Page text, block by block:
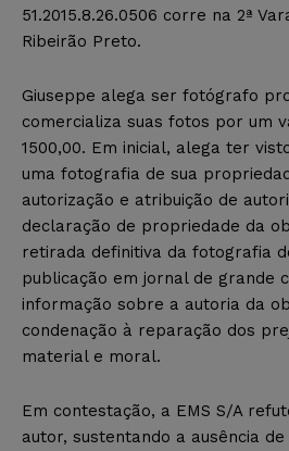
51.2015.8.26.0506 corre na 2ª
Ribeirão Preto.
Giuseppe alega ser fotógrafo
comercializa suas fotos por um
1500,00. Em inicial, alega ter
uma fotografia de sua
autorização e atribuição de
declaração de propriedade da
retirada definitiva da fotografia
publicação em jornal de grande
informação sobre a autoria da
condenação à reparação dos
material e moral.
Em contestação, a EMS S/A
autor, sustentando a ausência